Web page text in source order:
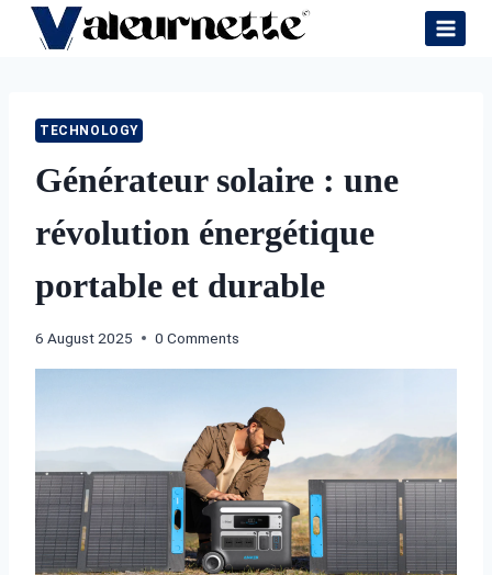
Skip
TECHNOLOGY
Générateur solaire : une
révolution énergétique
portable et durable
6 August 2025 0 Comments